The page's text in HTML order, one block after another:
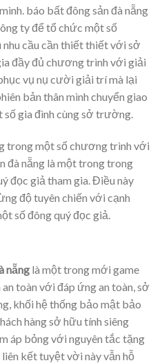
báo bất đông sản đà nẵng
ty để tổ chức một số
cầu cần thiết thiết với sở
đầy đủ chương trình với giải
vụ nụ cười giải trí mà lại
bản thân mình chuyển giao
gia đình cùng sở trường.
trong một số chương trình với
đà nẵng là một trong trong
đọc giả tham gia. Điều này
độ tuyên chiến với cạnh
số đông quý đọc giả.
nẵng là một trong mới game
toàn với đáp ứng an toàn, sở
khối hệ thống bảo mật bảo
hàng sở hữu tính siêng
áp bỏng với nguyên tắc tặng
liên kết tuyệt vời này vẫn hỗ